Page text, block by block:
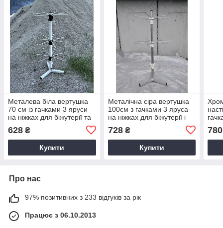
Металева біла вертушка
70 см із гачками 3 яруси
на ніжках для біжутерії та
628 ₴
Купити
Металічна сіра вертушка
100см з гачками 3 яруса
на ніжках для біжутерії і
728₴
Купити
780
Про нас
97% позитивних з 233 відгуків за рік
Працює з 06.10.2013